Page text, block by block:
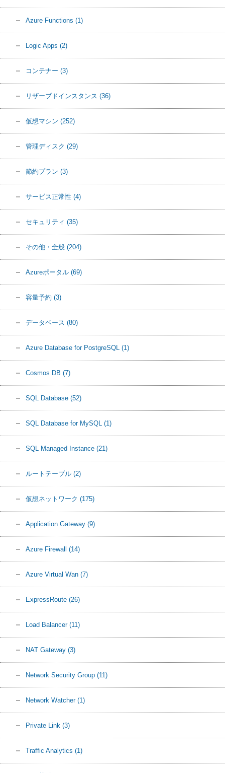
Azure Functions (1)
Logic Apps (2)
コンテナー (3)
リザーブドインスタンス (36)
仮想マシン (252)
管理ディスク (29)
節約プラン (3)
サービス正常性 (4)
セキュリティ (35)
その他・全般 (204)
Azureポータル (69)
容量予約 (3)
データベース (80)
Azure Database for PostgreSQL (1)
Cosmos DB (7)
SQL Database (52)
SQL Database for MySQL (1)
SQL Managed Instance (21)
ルートテーブル (2)
仮想ネットワーク (175)
Application Gateway (9)
Azure Firewall (14)
Azure Virtual Wan (7)
ExpressRoute (26)
Load Balancer (11)
NAT Gateway (3)
Network Security Group (11)
Network Watcher (1)
Private Link (3)
Traffic Analytics (1)